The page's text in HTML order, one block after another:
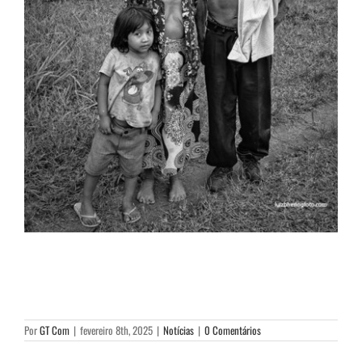
PorGT Com | fevereiro 8th, 2025 | Notícias | 0 Comentários